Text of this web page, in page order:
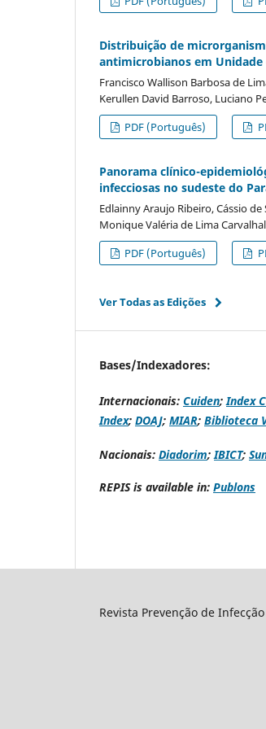
Distribuição de
antimicrobianos em
Francisco Wallison Barbosa de
Kerullen David Barroso, Luciano
PDF (Português)
Panorama clínico-
infecciosas no sudeste do
Edlainny Araujo Ribeiro, Cássio
Monique Valéria de Lima Carvalhal
PDF (Português)
Ver Todas as Edições
Bases/Indexadores:
Internacionais: Cuiden;Index
Index; DOAJ; MIAR; Biblioteca
Nacionais: Diadorim;IBICT;
REPIS is available in: Publons
Revista Prevenção de